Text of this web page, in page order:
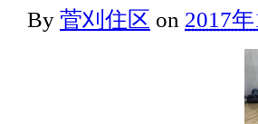
By 菅刈住区 on 2017